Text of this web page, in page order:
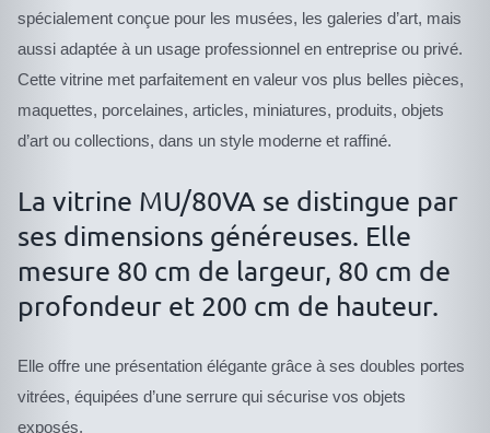
spécialement conçue pour les musées, les galeries d’art, mais
aussi adaptée à un usage professionnel en entreprise ou privé.
Cette vitrine met parfaitement en valeur vos plus belles pièces,
maquettes, porcelaines, articles, miniatures, produits, objets
d’art ou collections, dans un style moderne et raffiné.
La vitrine MU/80VA se distingue par
ses dimensions généreuses. Elle
mesure 80 cm de largeur, 80 cm de
profondeur et 200 cm de hauteur.
Elle offre une présentation élégante grâce à ses doubles portes
vitrées, équipées d’une serrure qui sécurise vos objets
exposés.